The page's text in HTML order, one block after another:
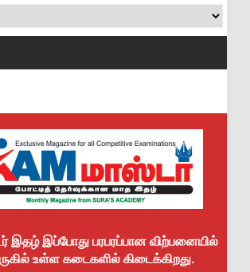
இதழ் இப்போது பரபரப்பான விற்பனையில்
உள்ள கடைகளில் கிடைக்கிறது.